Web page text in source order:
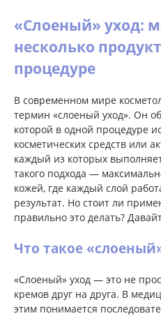
«Слоеный» уход:
несколько
процедуре
В современном мире
термин «слоеный уход». Он
которой в одной процедуре
косметических средств или
каждый из которых
такого подхода —
кожей, где каждый слой
результат. Но стоит ли
правильно это делать?
Что такое
«Слоеный» уход — это не
кремов друг на друга. В
этим понимается